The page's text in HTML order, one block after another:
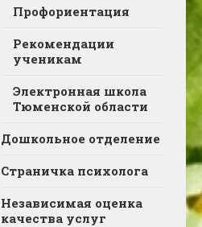
Профориентация
Рекомендации
ученикам
Электронная школа
Тюменской области
Дошкольное отделение
Страничка психолога
Независимая оценка
качества услуг